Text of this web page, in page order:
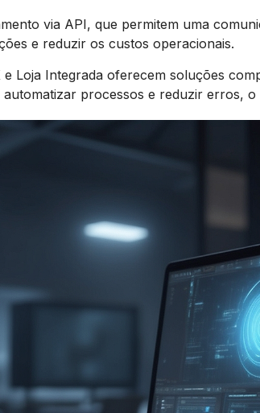
via API, que permitem uma
e reduzir os custos operacionais.
Loja Integrada oferecem soluções
processos e reduzir erros,